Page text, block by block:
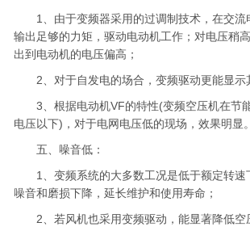
1、由于变频器采用的过调制技术，在交流
输出足够的力矩，驱动电动机工作；对电压稍
出到电动机的电压偏高；
2、对于自发电的场合，变频驱动更能显示
3、根据电动机VF的特性(变频空压机在节
电压以下)，对于电网电压低的现场，效果明显。
五、噪音低：
1、变频系统的大多数工况是低于额定转速
噪音和磨损下降，延长维护和使用寿命；
2、若风机也采用变频驱动，能显著降低空